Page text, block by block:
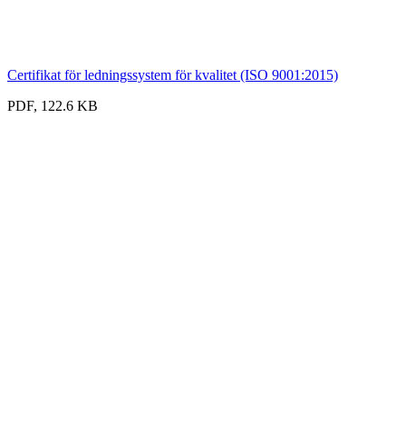
Certifikat för ledningssystem för kvalitet (ISO 9001:2015)
PDF, 122.6 KB